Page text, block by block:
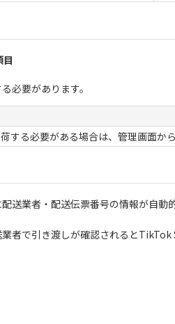
必要があります。
する必要がある場合は、管理画面か
業者・配送伝票番号の情報が自動的
者で引き渡しが確認されると